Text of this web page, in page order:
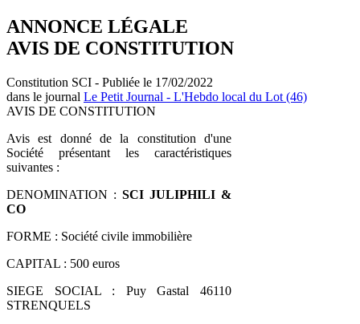
ANNONCE LÉGALE
AVIS DE CONSTITUTION
Constitution SCI - Publiée le 17/02/2022
dans le journal Le Petit Journal - L'Hebdo local du Lot (46)
AVIS DE CONSTITUTION
Avis est donné de la constitution d'une
Société présentant les caractéristiques
suivantes :
DENOMINATION : SCI JULIPHILI &
CO
FORME : Société civile immobilière
CAPITAL : 500 euros
SIEGE SOCIAL : Puy Gastal 46110
STRENQUELS